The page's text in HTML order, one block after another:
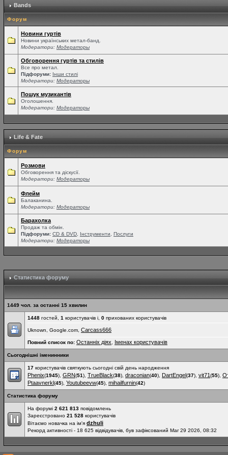
Bands
Форум
Новини гуртів
Новини українських метал-банд.
Модератори: Модераторы
Обговорення гуртів та стилів
Все про метал.
Підфоруми: Інши стилі
Модератори: Модераторы
Пошук музикантів
Оголошення.
Модератори: Модераторы
Life & Fate
Форум
Розмови
Обговорення та діскусії.
Модератори: Модераторы
Флейм
Балаканина.
Модератори: Модераторы
Барахолка
Продаж та обмін.
Підфоруми: СD & DVD Інструменти
Послуги
Модератори: Модераторы
Статистика форуму
1449 чол. за останні 15 хвилин
1448 гостей, 1 користувачів і, 0 прихованих користувачів
Uknown, Google.com, Carcass666
Повний список по: Останніх діях Іменах користувачів
Сьогоднішні іменинники
17 користувачів святкують сьогодні свій день народження
Phenix(1945), GRN(51), TrueBlack(38), draconian(40), DartEngel(37), vit71(55),
Ptaavnerkl(45), Youtubeevw(45), mihailfurnin(42)
Статистика форуму
На форумі 2 621 813 повідомлень
Зареєстровано 21 528 користувачів
Вітаємо новачка на ім'я dzhuli
Рекорд активності - 18 625 відвідувачів, був зафіксований Mar 29 2026, 08:32